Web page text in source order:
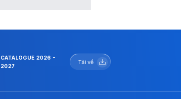
CATALOGUE 2026 -
2027
Tải về